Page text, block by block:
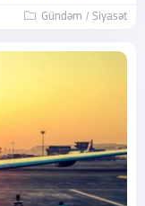
Gündəm / Siyasət